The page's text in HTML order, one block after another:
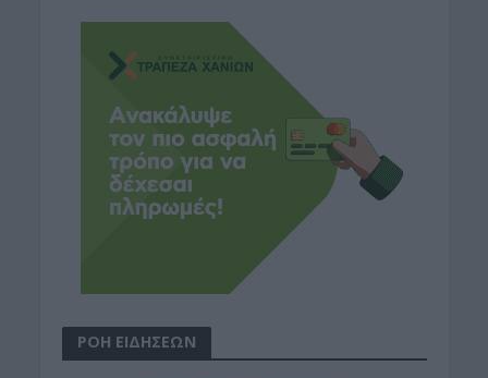
ΡΟΗ ΕΙΔΗΣΕΩΝ